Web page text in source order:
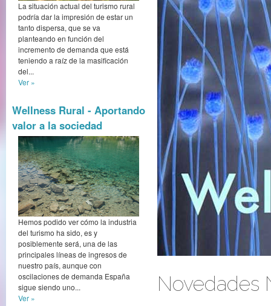
La situación actual del turismo rural
podría dar la impresión de estar un
tanto dispersa, que se va
planteando en función del
incremento de demanda que está
teniendo a raíz de la masificación
del...
Ver »
Wellness Rural - Aportando
valor a la sociedad
Hemos podido ver cómo la industria
del turismo ha sido, es y
posiblemente será, una de las
principales líneas de ingresos de
nuestro país, aunque con
oscilaciones de demanda España
sigue siendo uno...
Ver »
Novedades